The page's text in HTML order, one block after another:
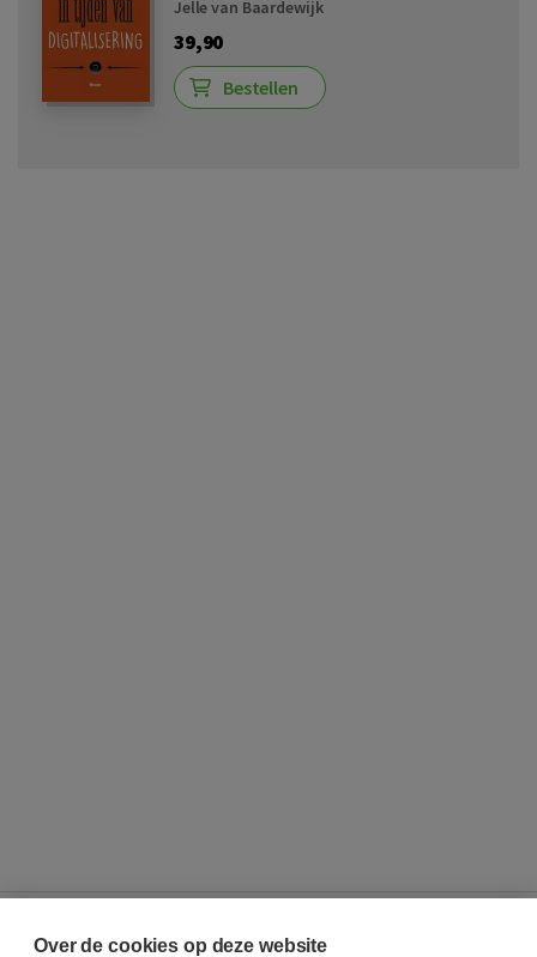
Jelle van Baardewijk
39,90
Bestellen
Over de cookies op deze website